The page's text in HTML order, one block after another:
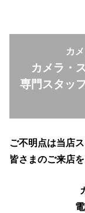
カ
カメラ・
専門スタッ
ご不明点は当店
皆さまのご来店